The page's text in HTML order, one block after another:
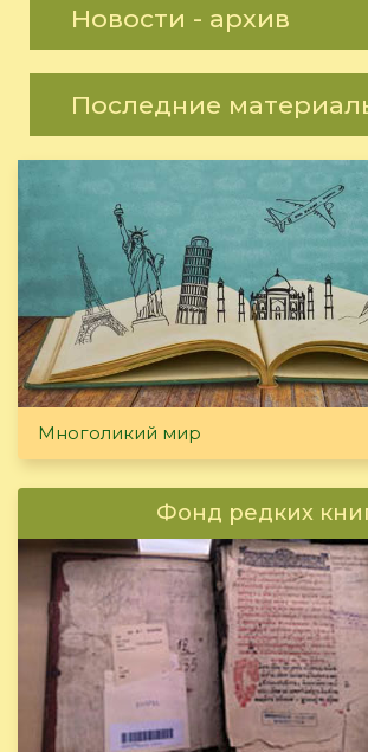
Новости - архив
Последние
Многоликий мир
Фонд редких